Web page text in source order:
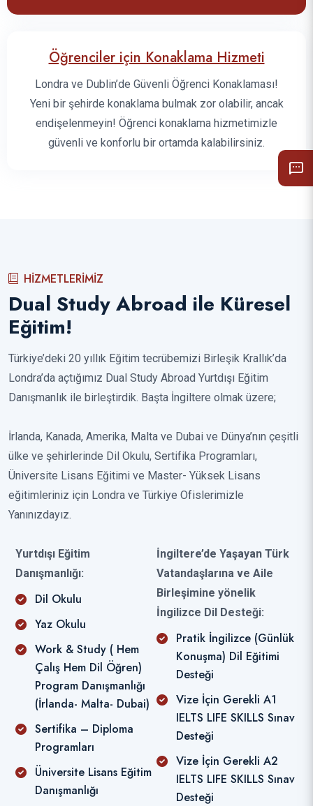
Öğrenciler için Konaklama Hizmeti
Londra ve Dublin’de Güvenli Öğrenci Konaklaması!
Yeni bir şehirde konaklama bulmak zor olabilir, ancak
endişelenmeyin! Öğrenci konaklama hizmetimizle
güvenli ve konforlu bir ortamda kalabilirsiniz.
HIZMETLERIMIZ
Dual Study Abroad ile Küresel
Eğitim!
Türkiye’deki 20 yıllık Eğitim tecrübemizi Birleşik Krallık’da
Londra’da açtığımız Dual Study Abroad Yurtdışı Eğitim
Danışmanlık ile birleştirdik. Başta İngiltere olmak üzere;
İrlanda, Kanada, Amerika, Malta ve Dubai ve Dünya’nın çeşitli
ülke ve şehirlerinde Dil Okulu, Sertifika Programları,
Üniversite Lisans Eğitimi ve Master- Yüksek Lisans
eğitimleriniz için Londra ve Türkiye Ofislerimizle
Yanınızdayız.
Yurtdışı Eğitim
Danışmanlığı:
Dil Okulu
Yaz Okulu
Work & Study ( Hem
Çalış Hem Dil Öğren)
Program Danışmanlığı
(İrlanda- Malta- Dubai)
Sertifika – Diploma
Programları
Üniversite Lisans Eğitim
Danışmanlığı
İngiltere’de Yaşayan Türk
Vatandaşlarına ve Aile
Birleşimine yönelik
İngilizce Dil Desteği:
Pratik İngilizce (Günlük
Konuşma) Dil Eğitimi
Desteği
Vize İçin Gerekli A1
IELTS LIFE SKILLS Sınav
Desteği
Vize İçin Gerekli A2
IELTS LIFE SKILLS Sınav
Desteği